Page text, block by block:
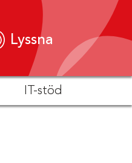
Lyssna
IT-stöd